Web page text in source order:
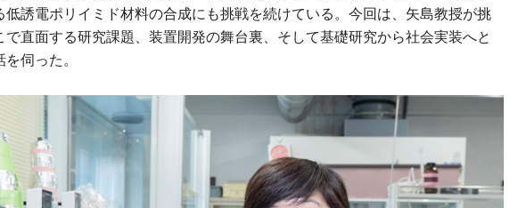
誘電ポリイミド材料の合成にも挑戦を続けている。今回は、矢島教授が挑
直面する研究課題、装置開発の舞台裏、そして基礎研究から社会実装へと
伺った。